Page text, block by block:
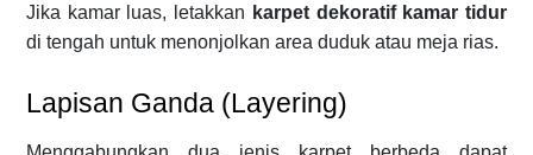
Jika kamar luas, letakkan karpet dekoratif kamar tidur
di tengah untuk menonjolkan area duduk atau meja rias.
Lapisan Ganda (Layering)